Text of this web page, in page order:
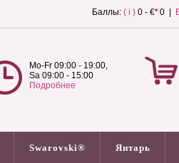
Баллы: ( i ) 0 - €*0 |
Mo-Fr 09:00 - 19:00,
Sa 09:00 - 15:00
Подробнее
Swarovski® Янтарь